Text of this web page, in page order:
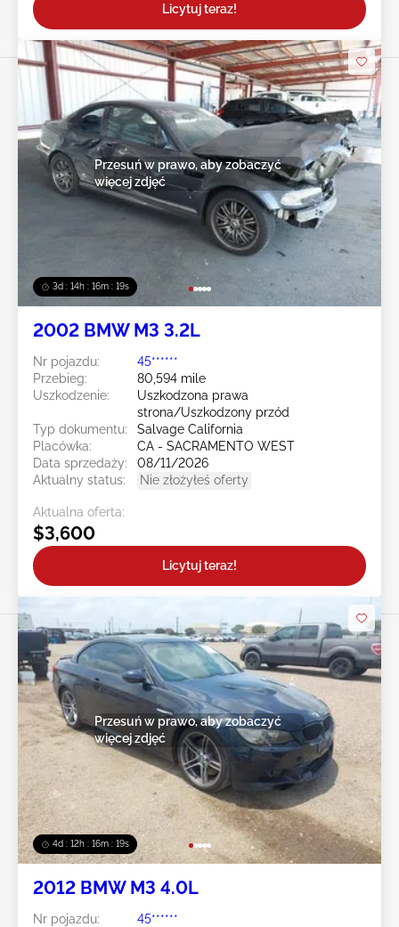
Licytuj teraz!
3d : 14h : 16m : 16s
Przesuń w prawo, aby zobaczyć
więcej zdjęć
2002 BMW M3 3.2L
Nr pojazdu:
45******
Przebieg:
80,594 mile
Uszkodzenie:
Uszkodzona prawa
strona/Uszkodzony przód
Typ dokumentu:
Salvage California
Placówka:
CA - SACRAMENTO WEST
Data sprzedaży:
08/11/2026
Aktualny status:
Nie złożyłeś oferty
Aktualna oferta:
$3,600
Licytuj teraz!
4d : 12h : 16m : 16s
Przesuń w prawo, aby zobaczyć
więcej zdjęć
2012 BMW M3 4.0L
Nr pojazdu:
45******